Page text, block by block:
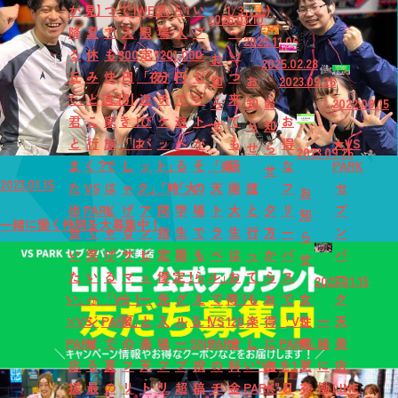
が
降
る
丘
で、
君
と
ま
た
出
会
い
た
い。』
×VS
PARK
応
援
見】
夏
休
み
ど
こ
行
く？
VS
PARK
で
笑
い
ハ
ジ
け
る
最
つ
で
も
快
適！
家
族
で
は
し
ゃ
げ
る
「VS
PARK」
で
夏
の
で1
人
300
円
引
き！
「は
し
ゃ
げ
る
サ
マ
ー！
夏
の
フ
リ
WEB
限
定
「夜
遊
び
パ
ッ
ク」
ア
ソ
ビ
ュ
ー
と
楽
天
ト
入
場
120
分
チ
ケ
ッ
ト」
「時
間
指
定
優
先
入
場
フ
リ
ら1
人
1,000
円
で
遊
べ
る
「大
学
生
限
定！
グ
ル
ー
プ
超
い
プ
レ
ゼ
ン
ト
が
そ
の
場
で
も
ら
え
る！
SNS
投
稿
2026.03.10
お
知
ら
せ
「楽
天
ト
ラ
ベ
ル」
で
VS
PARK
の
チ
1/31(土)
～
い
つ
来
て
も
阪
南
大
生
は
お
得！
120
分
料
金
2025.11.06
お
知
ら
せ
誰
と
行
っ
て
も
楽
し
い"VS
PARK"！
2025.02.28
お
知
ら
せ
夕
方
か
ら
お
得
に
遊
べ
2023.09.26
お
得
な
フ
リ
ー
パ
ス
で
「VS
PARK」
を1
日
2023.09.26
お
知
ら
せ
女
性
用
更
衣
2023.01.15
一
緒
に
働
2022.09.15
★VS
PARK
セ
ブ
ン
パ
ー
ク
天
美
店
LINE
2023.01.15
一緒に働く仲間を大募集中！